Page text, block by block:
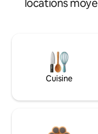
locations
Cuisine